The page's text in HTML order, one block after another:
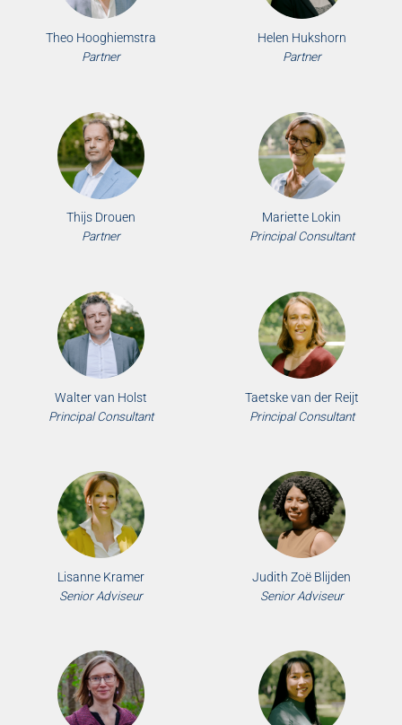
Theo Hooghiemstra
Partner
Helen Hukshorn
Partner
Thijs Drouen
Partner
Mariette Lokin
Principal Consultant
Walter van Holst
Principal Consultant
Taetske van der Reijt
Principal Consultant
Lisanne Kramer
Senior Adviseur
Judith Zoë Blijden
Senior Adviseur